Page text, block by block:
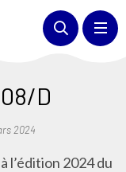
D
2024
l’édition 2024 du